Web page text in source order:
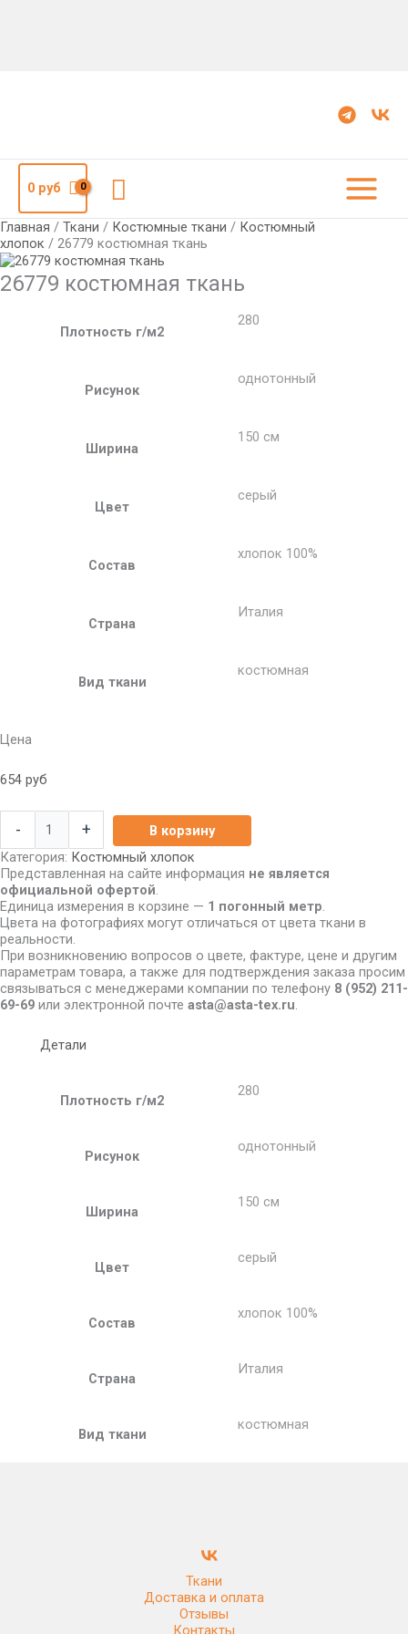
0руб Поиск
Главная / Ткани / Костюмные ткани / Костюмный
хлопок / 26779 костюмная ткань
26779 костюмная ткань
Плотность г/м2
280
Рисунок
однотонный
Ширина
150 см
Цвет
серый
Состав
хлопок 100%
Страна
Италия
Вид ткани
костюмная
Цена
654 руб
- +
В корзину
Категория: Костюмный хлопок
Представленная на сайте информация не является
официальной офертой.
Единица измерения в корзине — 1 погонный метр.
Цвета на фотографиях могут отличаться от цвета ткани в
реальности.
При возникновению вопросов о цвете, фактуре, цене и другим
параметрам товара, а также для подтверждения заказа просим
связываться с менеджерами компании по телефону 8 (952) 211-
69-69 или электронной почте asta@asta-tex.ru.
Детали
Плотность г/м2
280
Рисунок
однотонный
Ширина
150 см
Цвет
серый
Состав
хлопок 100%
Страна
Италия
Вид ткани
костюмная
Ткани
Доставка и оплата
Отзывы
Контакты